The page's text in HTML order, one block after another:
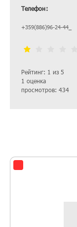
Рейтинг: 1 из 5
1 оценка
просмотров: 434
Телефон:
+359(886)96-24-44_